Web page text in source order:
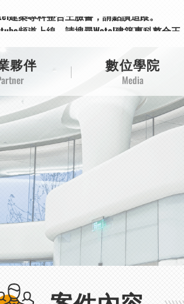
頻道上線，請搜尋Wotel建築專科整合王。
夥伴 數位學院
Media